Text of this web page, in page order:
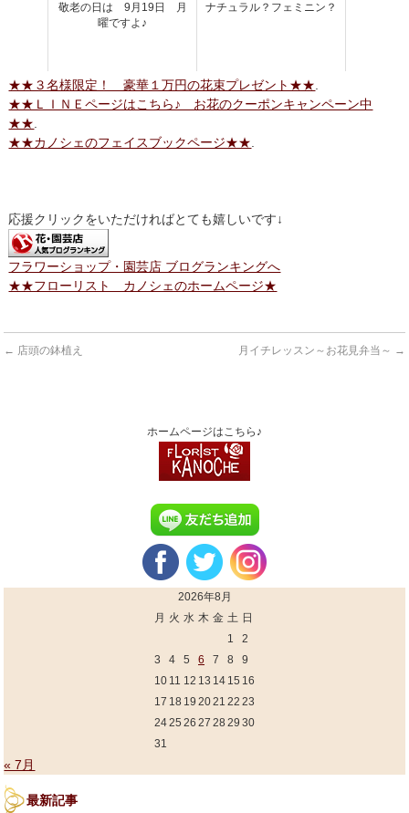
敬老の日は 9月19日 月
曜ですよ♪
ナチュラル？フェミニン？
★★３名様限定！ 豪華１万円の花束プレゼント★★.
★★ＬＩＮＥページはこちら♪ お花のクーポンキャンペーン中
★★.
★★カノシェのフェイスブックページ★★.
応援クリックをいただければとても嬉しいです↓
フラワーショップ・園芸店 ブログランキングへ
★★フローリスト カノシェのホームページ★
← 店頭の鉢植え 月イチレッスン～お花見弁当～ →
ホームページはこちら♪
2026年8月
月 火 水 木 金 土 日
1
2
3
4 5 6 7 8
9
10 11 12 13 14 15 16
17 18 19 2021 22 23
2425 26 27 28 29 30
31
« 7月
最新記事